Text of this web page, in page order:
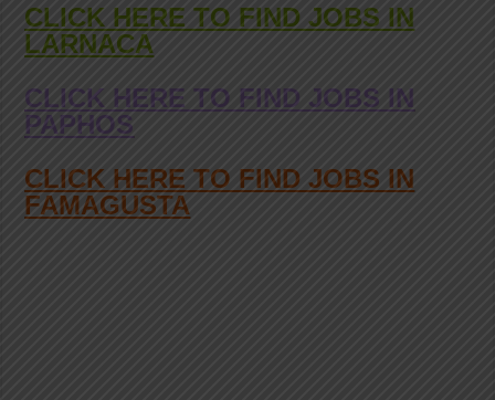
CLICK HERE TO FIND JOBS IN
LARNACA
CLICK HERE TO FIND JOBS IN
PAPHOS
CLICK HERE TO FIND JOBS IN
FAMAGUSTA